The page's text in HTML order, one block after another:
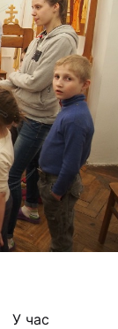
команда
гурток
школа
церква – одна
родина
У час